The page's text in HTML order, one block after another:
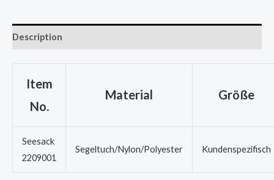
Description
Item
No.
Material Größe
Seesack
2209001
Segeltuch/Nylon/Polyester Kundenspezifisch